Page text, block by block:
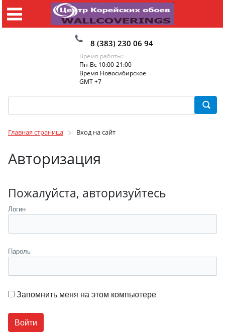
8 (383) 230 06 94
Время работы:
Пн-Вс 10:00-21:00
Время Новосибирское
GMT +7
Главная страница Вход на сайт
Авторизация
Пожалуйста, авторизуйтесь
Логин
Пароль
Запомнить меня на этом компьютере